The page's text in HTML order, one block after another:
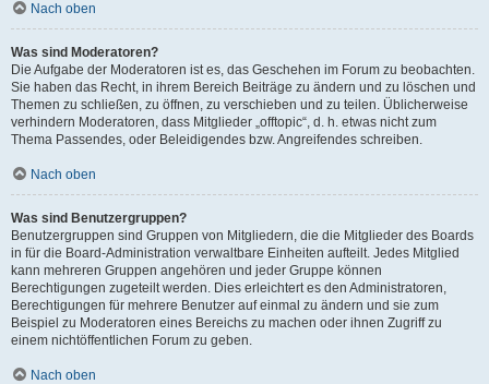
Nach oben
Was sind Moderatoren?
Die Aufgabe der Moderatoren ist es, das Geschehen im Forum zu beobachten.
Sie haben das Recht, in ihrem Bereich Beiträge zu ändern und zu löschen und
Themen zu schließen, zu öffnen, zu verschieben und zu teilen. Üblicherweise
verhindern Moderatoren, dass Mitglieder „offtopic“, d. h. etwas nicht zum
Thema Passendes, oder Beleidigendes bzw. Angreifendes schreiben.
Nach oben
Was sind Benutzergruppen?
Benutzergruppen sind Gruppen von Mitgliedern, die die Mitglieder des Boards
in für die Board-Administration verwaltbare Einheiten aufteilt. Jedes Mitglied
kann mehreren Gruppen angehören und jeder Gruppe können
Berechtigungen zugeteilt werden. Dies erleichtert es den Administratoren,
Berechtigungen für mehrere Benutzer auf einmal zu ändern und sie zum
Beispiel zu Moderatoren eines Bereichs zu machen oder ihnen Zugriff zu
einem nichtöffentlichen Forum zu geben.
Nach oben